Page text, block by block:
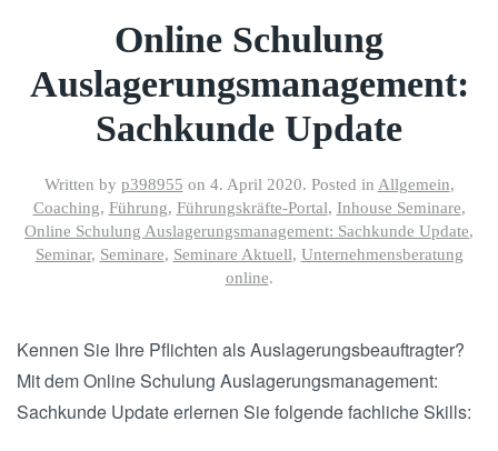
Online Schulung
Auslagerungsmanagement:
Sachkunde Update
Written by p398955 on 4. April 2020. Posted in Allgemein,
Coaching, Führung, Führungskräfte-Portal, Inhouse Seminare,
Online Schulung Auslagerungsmanagement: Sachkunde Update,
Seminar, Seminare, Seminare Aktuell, Unternehmensberatung
online.
Kennen Sie Ihre Pflichten als Auslagerungsbeauftragter?
Mit dem Online Schulung Auslagerungsmanagement:
Sachkunde Update erlernen Sie folgende fachliche Skills: